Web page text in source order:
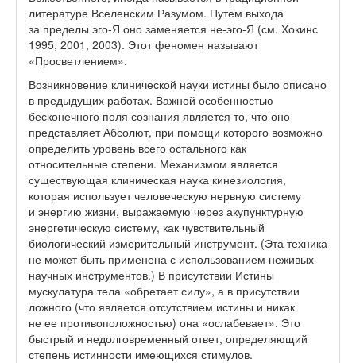
литературе Вселенским Разумом. Путем выхода
за пределы эго-Я оно заменяется не-эго-Я (см. Хокинс
1995, 2001, 2003). Этот феномен называют
«Просветлением».
Возникновение клинической науки истины было описано
в предыдущих работах. Важной особенностью
бесконечного поля сознания является то, что оно
представляет Абсолют, при помощи которого возможно
определить уровень всего остального как
относительные степени. Механизмом является
существующая клиническая наука кинезиология,
которая использует человеческую нервную систему
и энергию жизни, выражаемую через акупунктурную
энергетическую систему, как чувствительный
биологический измерительный инструмент. (Эта техника
не может быть применена с использованием неживых
научных инструментов.) В присутствии Истины
мускулатура тела «обретает силу», а в присутствии
ложного (что является отсутствием истины и никак
не ее противоположностью) она «ослабевает». Это
быстрый и недолговременный ответ, определяющий
степень истинности имеющихся стимулов.